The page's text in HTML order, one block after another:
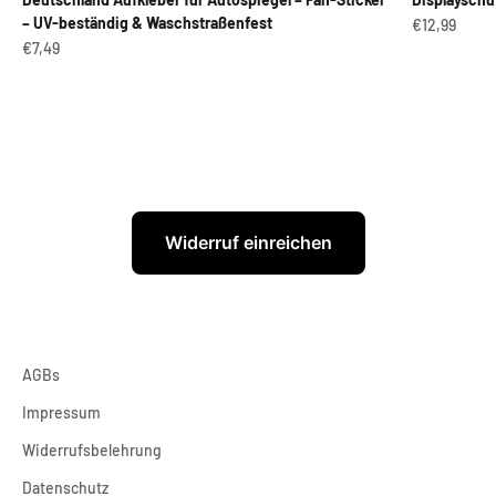
– UV-beständig & Waschstraßenfest
Angebot
€7,49
Angebot
€12,99
Widerruf einreichen
AGBs
Impressum
Widerrufsbelehrung
Datenschutz